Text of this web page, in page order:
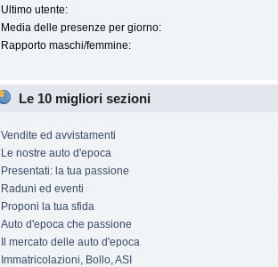
Ultimo utente:
Media delle presenze per giorno:
Rapporto maschi/femmine:
Le 10 migliori sezioni
Vendite ed avvistamenti
Le nostre auto d'epoca
Presentati: la tua passione
Raduni ed eventi
Proponi la tua sfida
Auto d'epoca che passione
Il mercato delle auto d'epoca
Immatricolazioni, Bollo, ASI